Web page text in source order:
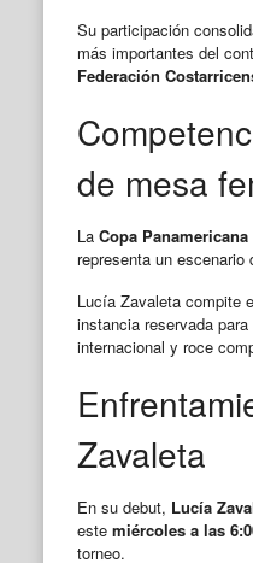
Su participación
más importantes del
Federación
de mesa
La Copa
representa un
Lucía Zavaleta compite
instancia reservada
internacional y roce
Zavaleta
En su debut, Lucía
este miércoles a las
torneo.